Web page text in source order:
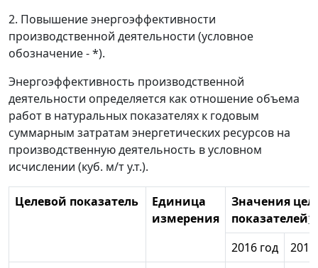
2. Повышение энергоэффективности
производственной деятельности (условное
обозначение - *).
Энергоэффективность производственной
деятельности определяется как отношение объема
работ в натуральных показателях к годовым
суммарным затратам энергетических ресурсов на
производственную деятельность в условном
исчислении (куб. м/т у.т.).
Целевой показатель
Единица
измерения
Значения
показателей*
2016 год